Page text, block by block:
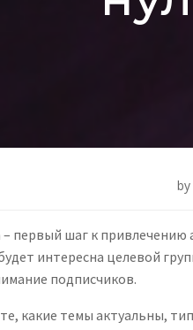
by
– первый шаг к привлечению
интересна целевой
подписчиков.
какие темы актуальны,